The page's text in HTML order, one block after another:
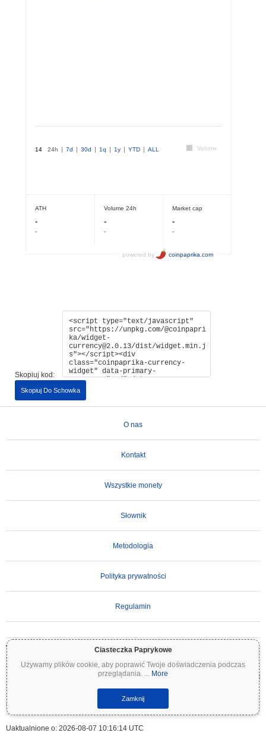
Ciasteczka Paprykowe
Używamy plików cookie, aby poprawić Twoje doświadczenia podczas
przeglądania. ... More
Zamknij
Skopiuj kod:
Skopiuj Do Schowka
O nas
Kontakt
Wszystkie monety
Słownik
Metodologia
Polityka prywatności
Regulamin
WAŻNE ZASTRZEŻENIE:
Kryptowaluty są wysoce zmienne i wiążą się ze znacznym
ryzykiem. Możesz stracić część lub całość swojej inwestycji. Wszystkie informacje na
Coinpaprika są udostępniane wyłącznie w celach informacyjnych i nie stanowią porady
finansowej ani inwestycyjnej. Zawsze przeprowadzaj własne badania (DYOR) i konsultuj
się z wykwalifikowanym doradcą finansowym przed podjęciem decyzji inwestycyjnych.
Coinpaprika nie ponosi odpowiedzialności za jakiekolwiek straty wynikające z
wykorzystania tych informacji.
Uaktualnione o: 2026-08-07 10:16:14 UTC